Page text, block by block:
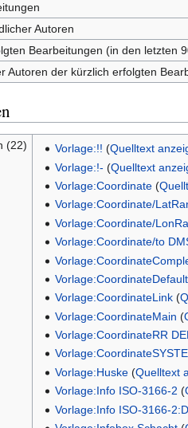
Autoren
Bearbeitungen (in den letzten
Autoren der kürzlich erfolgten
(22) Vorlage:!! (Quelltext
Vorlage:!- (Quelltext
Vorlage:Coordinate(
Vorlage:Coordinate/
Vorlage:Coordinate/
Vorlage:Coordinate/to
Vorlage:CoordinateDefault
Vorlage:CoordinateLink(
Vorlage:CoordinateMain (
Vorlage:CoordinateRR
Vorlage:Huske(Quelltext
Vorlage:Info ISO-3166-2 (
Vorlage:Info ISO-3166-